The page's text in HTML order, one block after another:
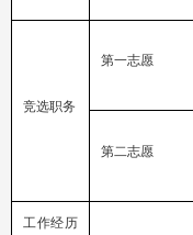
竞选职务
第一志愿
第二志愿
工作经历